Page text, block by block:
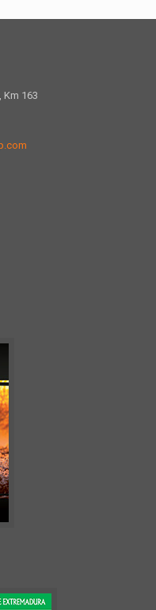
Km 163